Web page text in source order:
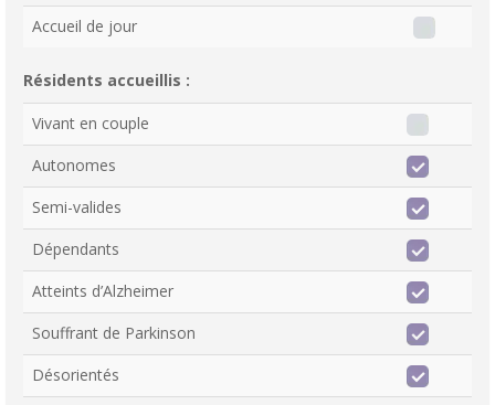
Accueil de jour
Résidents accueillis :
Vivant en couple
Autonomes
Semi-valides
Dépendants
Atteints d’Alzheimer
Souffrant de Parkinson
Désorientés